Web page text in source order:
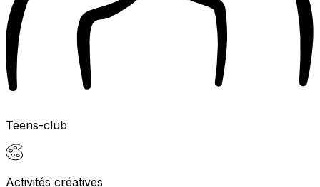
Teens-club
Activités créatives